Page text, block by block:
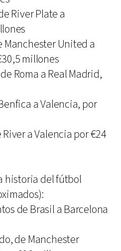
River Plate a
Manchester United a
millones
Roma a Real Madrid,
a Valencia, por
a Valencia por €24
historia del fútbol
de Brasil a Barcelona
de Manchester